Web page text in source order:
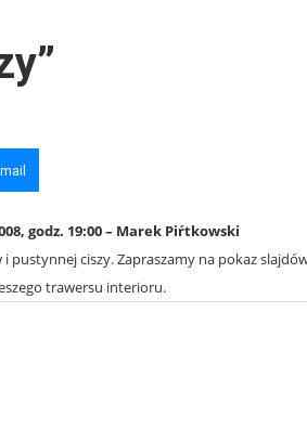
godz. 19:00 – Marek Piŕtkowski
ciszy. Zapraszamy na pokaz
trawersu interioru.